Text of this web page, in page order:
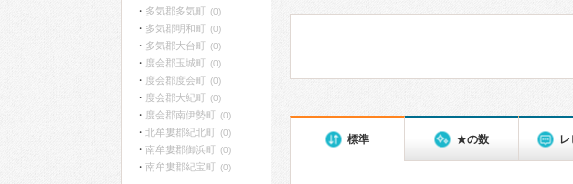
標準 ★の数 レ
多気郡多気町 (0)
多気郡明和町 (0)
多気郡大台町 (0)
度会郡玉城町 (0)
度会郡度会町 (0)
度会郡大紀町 (0)
度会郡南伊勢町 (0)
北牟婁郡紀北町 (0)
南牟婁郡御浜町 (0)
南牟婁郡紀宝町 (0)